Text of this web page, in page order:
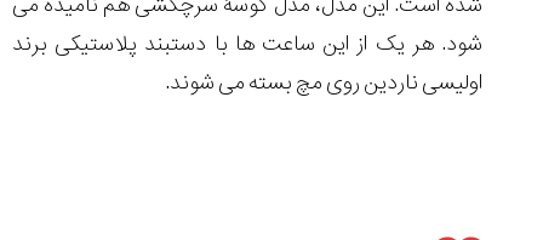
شود. هر یک از این ساعت ها با دستبند پلاستیکی برند
اولیسی ناردین روی مچ بسته می شوند.